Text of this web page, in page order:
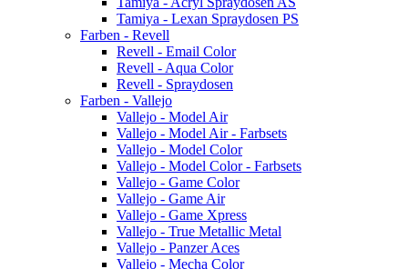
Tamiya - Lexan Spraydosen PS
Farben - Revell
Revell - Email Color
Revell - Aqua Color
Revell - Spraydosen
Farben - Vallejo
Vallejo - Model Air
Vallejo - Model Air - Farbsets
Vallejo - Model Color
Vallejo - Model Color - Farbsets
Vallejo - Game Color
Vallejo - Game Air
Vallejo - Game Xpress
Vallejo - True Metallic Metal
Vallejo - Panzer Aces
Vallejo - Mecha Color